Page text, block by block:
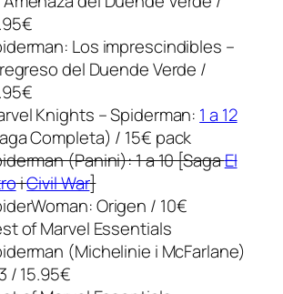
Los imprescindibles –
del Duende Verde /
Knights – Spiderman: 1 a 12
Completa) / 15€ pack
(Panini): 1 a 10 [SagaEl
iCivil War]
Origen / 10€
of Marvel Essentials
(Michelinie i McFarlane)
/ 15.95€